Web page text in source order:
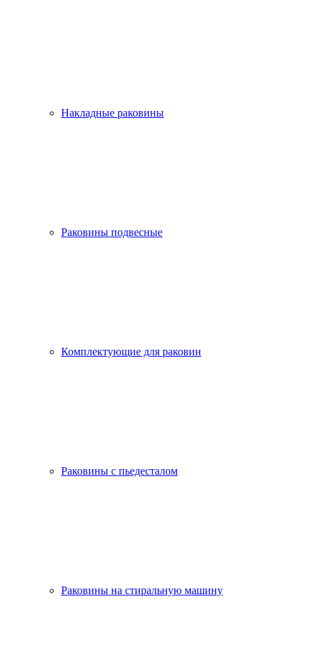
Накладные раковины
Раковины подвесные
Комплектующие для раковин
Раковины с пьедесталом
Раковины на стиральную машину